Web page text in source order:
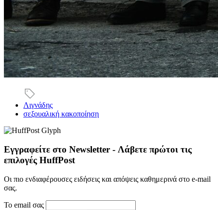
Λιγνάδης
σεξουαλική κακοποίηση
Εγγραφείτε στο Newsletter - Λάβετε πρώτοι τις
επιλογές HuffPost
Οι πιο ενδιαφέρουσες ειδήσεις και απόψεις καθημερινά στο e-mail
σας.
Το email σας